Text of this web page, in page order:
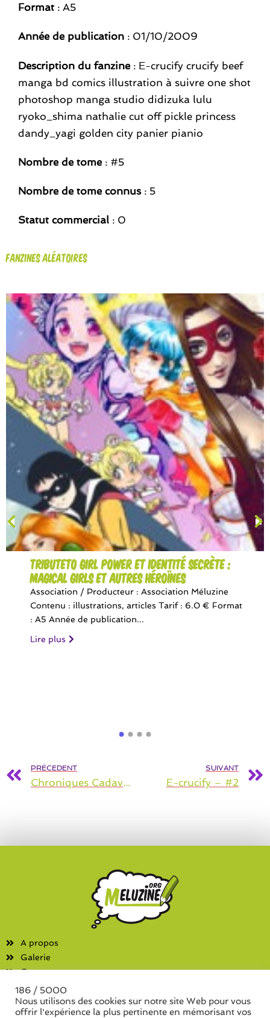
Format : A5
Année de publication : 01/10/2009
Description du fanzine : E-crucify crucify beef
manga bd comics illustration à suivre one shot
photoshop manga studio didizuka lulu
ryoko_shima nathalie cut off pickle princess
dandy_yagi golden city panier pianio
Nombre de tome : #5
Nombre de tome connus : 5
Statut commercial : 0
Fanzines aléatoires
TributeTo Girl Power et Identité Secrète :
Magical Girls et autres héroïnes
Association / Producteur : Association Méluzine
Contenu : illustrations, articles Tarif : 6.0 € Format
: A5 Année de publication...
Lire plus
PRÉCEDENT
Chroniques Cadavériques – 1
SUIVANT
E-crucify – #2
A propos
Galerie
Contact
Fanzines
Liste des associations
186 / 5000
Nous utilisons des cookies sur notre site Web pour vous
offrir l'expérience la plus pertinente en mémorisant vos